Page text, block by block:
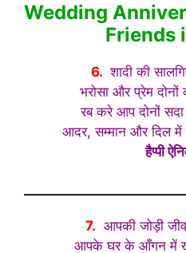
Wedding
Friends
6. शादी की
भरोसा और प्रेम
रब करे आप दोनों
आदर, सम्मान और दिल में
हैप्पी
7. आपकी जोड़ी
आपके घर के आँगन में